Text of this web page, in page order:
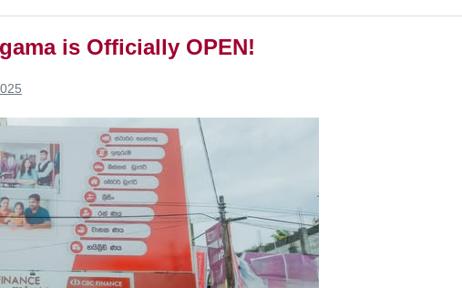
is Officially OPEN!